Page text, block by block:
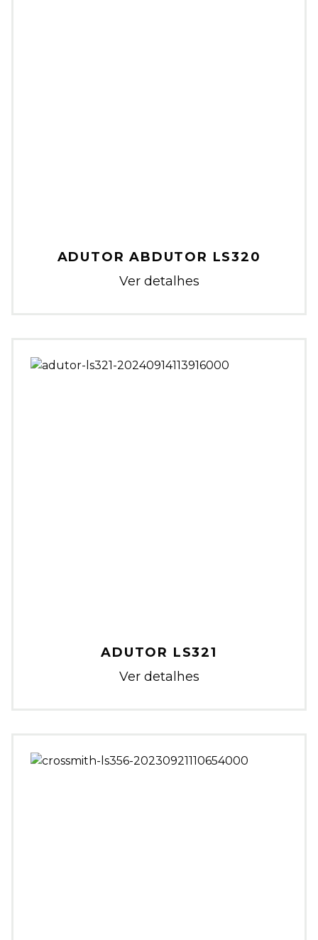
ADUTOR ABDUTOR LS320
Ver detalhes
ADUTOR LS321
Ver detalhes